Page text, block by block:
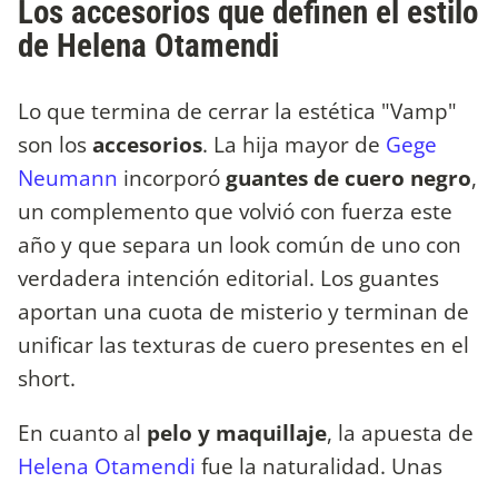
Los accesorios que definen el estilo
de Helena Otamendi
Lo que termina de cerrar la estética "Vamp"
son losaccesorios. La hija mayor de Gege
Neumann incorporóguantes de cuero negro,
un complemento que volvió con fuerza este
año y que separa un look común de uno con
verdadera intención editorial. Los guantes
aportan una cuota de misterio y terminan de
unificar las texturas de cuero presentes en el
short.
En cuanto al pelo y maquillaje, la apuesta de
Helena Otamendi fue la naturalidad. Unas